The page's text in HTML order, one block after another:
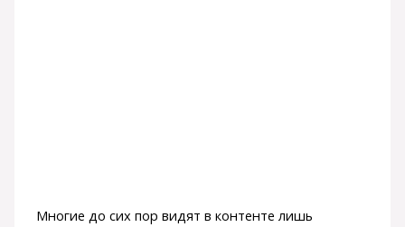
Многие до сих пор видят в контенте лишь